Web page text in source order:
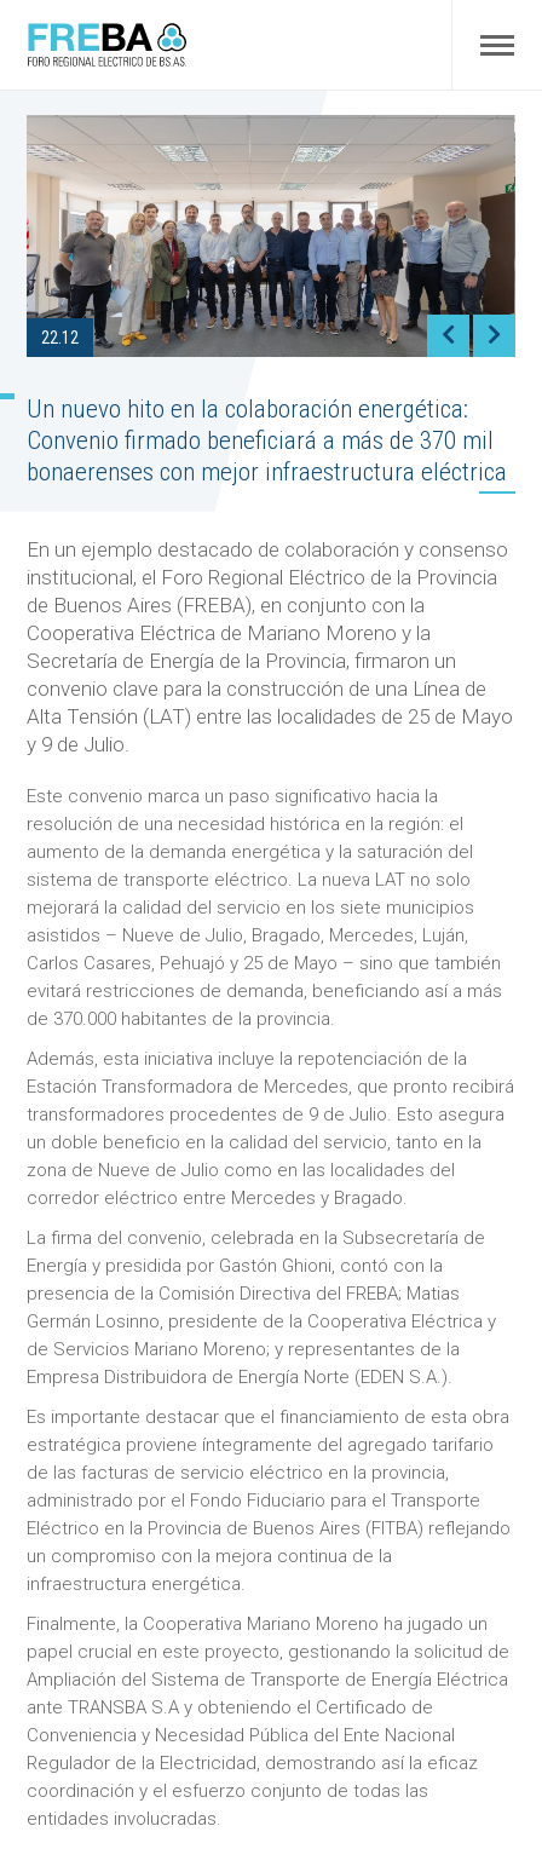
22.12
Un nuevo hito en la colaboración energética:
Convenio firmado beneficiará a más de 370 mil
bonaerenses con mejor infraestructura eléctrica
En un ejemplo destacado de colaboración y consenso
institucional, el Foro Regional Eléctrico de la Provincia
de Buenos Aires (FREBA), en conjunto con la
Cooperativa Eléctrica de Mariano Moreno y la
Secretaría de Energía de la Provincia, firmaron un
convenio clave para la construcción de una Línea de
Alta Tensión (LAT) entre las localidades de 25 de Mayo
y 9 de Julio.
Este convenio marca un paso significativo hacia la
resolución de una necesidad histórica en la región: el
aumento de la demanda energética y la saturación del
sistema de transporte eléctrico. La nueva LAT no solo
mejorará la calidad del servicio en los siete municipios
asistidos – Nueve de Julio, Bragado, Mercedes, Luján,
Carlos Casares, Pehuajó y 25 de Mayo – sino que también
evitará restricciones de demanda, beneficiando así a más
de 370.000 habitantes de la provincia.
Además, esta iniciativa incluye la repotenciación de la
Estación Transformadora de Mercedes, que pronto recibirá
transformadores procedentes de 9 de Julio. Esto asegura
un doble beneficio en la calidad del servicio, tanto en la
zona de Nueve de Julio como en las localidades del
corredor eléctrico entre Mercedes y Bragado.
La firma del convenio, celebrada en la Subsecretaría de
Energía y presidida por Gastón Ghioni, contó con la
presencia de la Comisión Directiva del FREBA; Matias
Germán Losinno, presidente de la Cooperativa Eléctrica y
de Servicios Mariano Moreno; y representantes de la
Empresa Distribuidora de Energía Norte (EDEN S.A.).
Es importante destacar que el financiamiento de esta obra
estratégica proviene íntegramente del agregado tarifario
de las facturas de servicio eléctrico en la provincia,
administrado por el Fondo Fiduciario para el Transporte
Eléctrico en la Provincia de Buenos Aires (FITBA) reflejando
un compromiso con la mejora continua de la
infraestructura energética.
Finalmente, la Cooperativa Mariano Moreno ha jugado un
papel crucial en este proyecto, gestionando la solicitud de
Ampliación del Sistema de Transporte de Energía Eléctrica
ante TRANSBA S.A y obteniendo el Certificado de
Conveniencia y Necesidad Pública del Ente Nacional
Regulador de la Electricidad, demostrando así la eficaz
coordinación y el esfuerzo conjunto de todas las
entidades involucradas.